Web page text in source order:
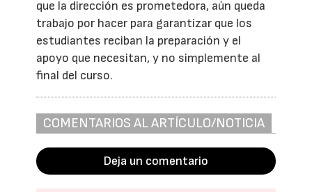
que la dirección es prometedora, aún queda
trabajo por hacer para garantizar que los
estudiantes reciban la preparación y el
apoyo que necesitan, y no simplemente al
final del curso.
COMENTARIOS AL ARTÍCULO/NOTICIA
Deja un comentario